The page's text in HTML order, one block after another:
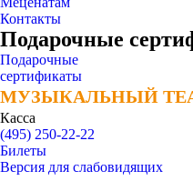
Контакты
Подарочные
Подарочные
сертификаты
МУЗЫКАЛЬНЫЙ
МУЗЫКАЛЬНЫЙ
Касса
(495) 250-22-22
Билеты
Версия для слабовидящих